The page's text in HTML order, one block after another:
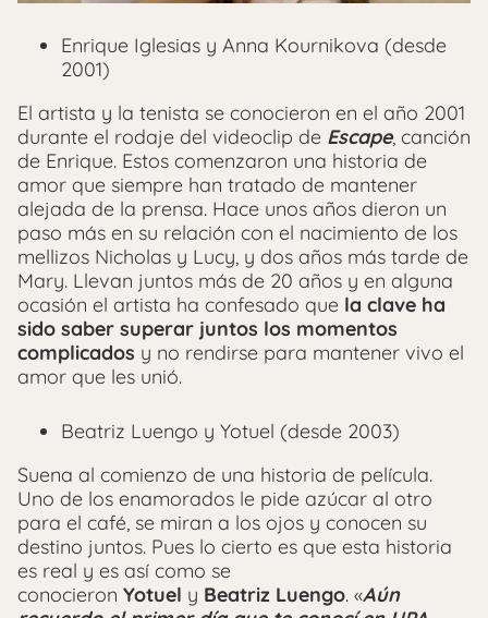
Enrique Iglesias y Anna Kournikova (desde
2001)
El artista y la tenista se conocieron en el año 2001
durante el rodaje del videoclip de Escape, canción
de Enrique. Estos comenzaron una historia de
amor que siempre han tratado de mantener
alejada de la prensa. Hace unos años dieron un
paso más en su relación con el nacimiento de los
mellizos Nicholas y Lucy, y dos años más tarde de
Mary. Llevan juntos más de 20 años y en alguna
ocasión el artista ha confesado que la clave ha
sido saber superar juntos los momentos
complicados y no rendirse para mantener vivo el
amor que les unió.
Beatriz Luengo y Yotuel (desde 2003)
Suena al comienzo de una historia de película.
Uno de los enamorados le pide azúcar al otro
para el café, se miran a los ojos y conocen su
destino juntos. Pues lo cierto es que esta historia
es real y es así como se
conocieron Yotuel y Beatriz Luengo. «Aún